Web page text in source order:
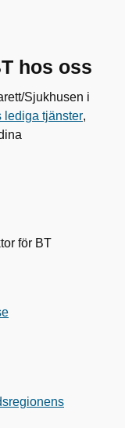
hos oss
Sjukhusen i
lediga tjänster,
för BT